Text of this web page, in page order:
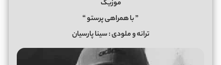
موزیک
” با همراهی پرستو “
ترانه و ملودی : سینا پارسیان